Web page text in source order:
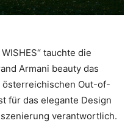
tauchte die
Armani beauty das
österreichischen Out-of-
für das elegante Design
verantwortlich.